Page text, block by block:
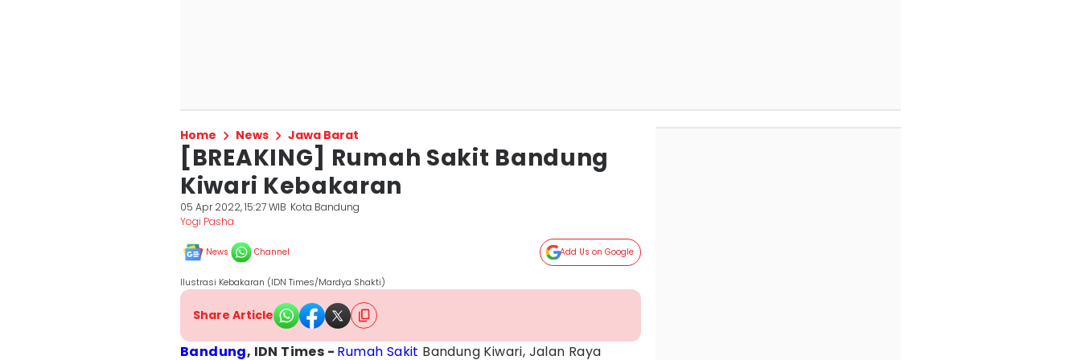
Home News Jawa Barat
[BREAKING] Rumah Sakit Bandung
Kiwari Kebakaran
05 Apr 2022, 15:27 WIB Kota Bandung
Yogi Pasha
News Channel Add Us on Google
Ilustrasi Kebakaran (IDN Times/Mardya Shakti)
Share Article
Bandung, IDN Times - Rumah Sakit Bandung Kiwari, Jalan Raya